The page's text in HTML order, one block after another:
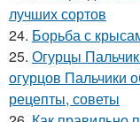
лучших сортов
24. Борьба с
25. Огурцы
огурцов Пальчики
рецепты, советы